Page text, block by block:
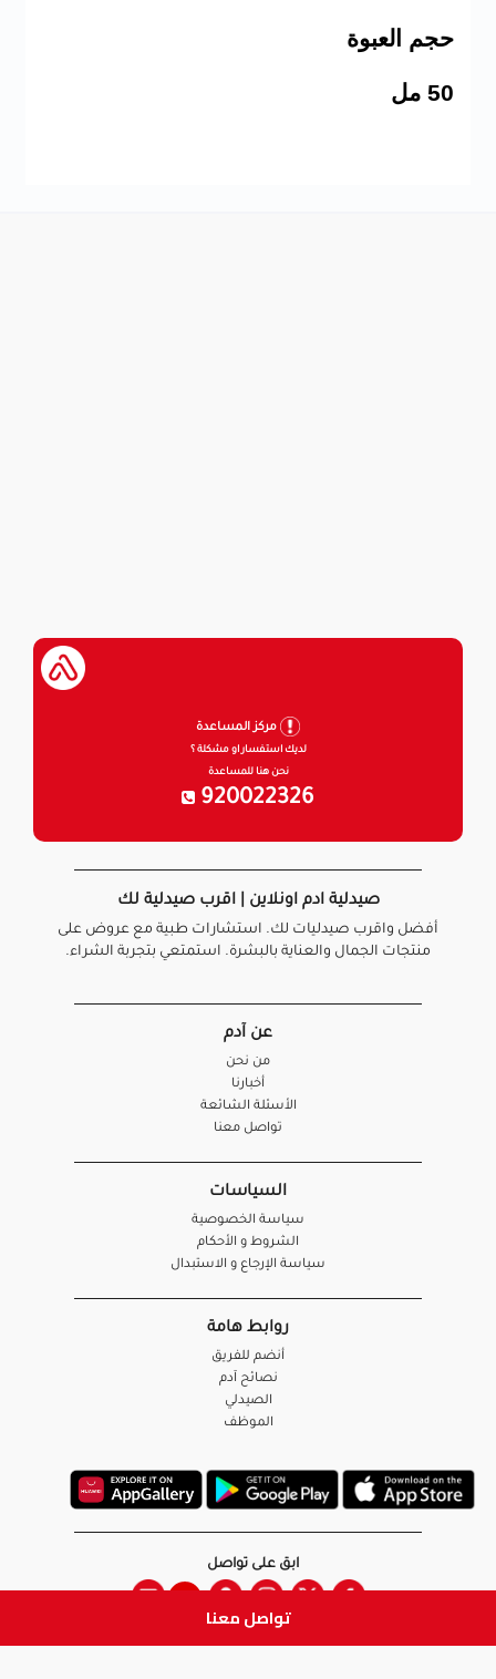
حجم العبوة
50 مل
تواصل معنا
مركز المساعدة
لديك استفسار او مشكلة ؟
نحن هنا للمساعدة
920022326
صيدلية ادم اونلاين | اقرب صيدلية لك
أفضل واقرب صيدليات لك. استشارات طبية مع عروض على
منتجات الجمال والعناية بالبشرة. استمتعي بتجربة الشراء.
عن آدم
من نحن
أخبارنا
الأسئلة الشائعة
تواصل معنا
السياسات
سياسة الخصوصية
الشروط و الأحكام
سياسة الإرجاع و الاستبدال
روابط هامة
أنضم للفريق
نصائح آدم
الصيدلي
الموظف
ابق على تواصل